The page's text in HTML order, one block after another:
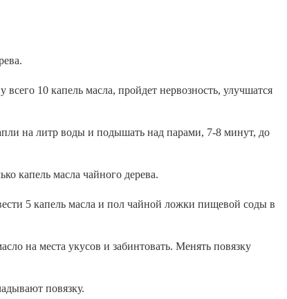
10 капель масла, пройдет нервозность, улучшатся
на литр воды и подышать над парами, 7-8 минут, до
капель масла чайного дерева.
5 капель масла и пол чайной ложки пищевой соды в
на места укусов и забинтовать. Менять повязку
повязку.